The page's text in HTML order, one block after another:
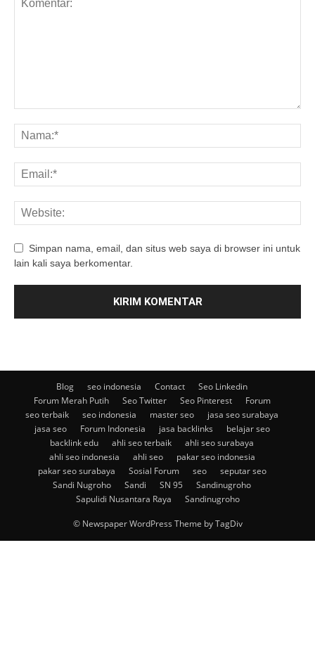
Simpan nama, email, dan situs web saya di browser ini untuk
lain kali saya berkomentar.
Blog seo indonesia Contact
Seo Linkedin
Forum Merah Putih
Seo Twitter Seo Pinterest
Forum
seo terbaik
seo indonesia master seo
jasa seo surabaya
jasa seo
Forum Indonesia jasa backlinks
belajar seo
backlink edu
ahli seo terbaik
ahli seo surabaya
ahli seo indonesia
ahli seo
pakar seo indonesia
pakar seo surabaya
Sosial Forum seo
seputar seo
Sandi Nugroho
Sandi SN 95
Sandinugroho
Sapulidi Nusantara Raya
Sandinugroho
© Newspaper WordPress Theme by TagDiv